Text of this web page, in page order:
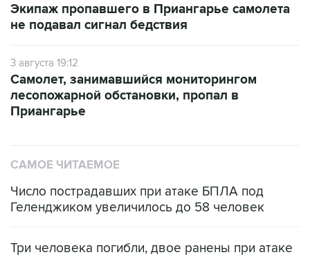
Экипаж пропавшего в Приангарье самолета
не подавал сигнал бедствия
3 августа 19:12
Самолет, занимавшийся мониторингом
лесопожарной обстановки, пропал в
Приангарье
САМОЕ ЧИТАЕМОЕ
Число пострадавших при атаке БПЛА под
Геленджиком увеличилось до 58 человек
Три человека погибли, двое ранены при атаке